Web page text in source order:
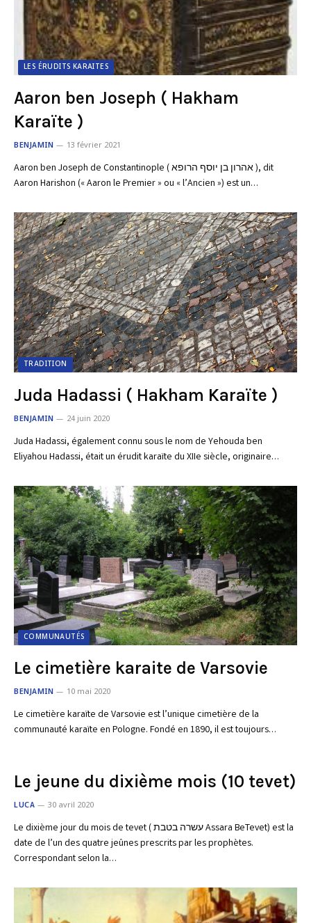
LES ÉRUDITS KARAITES
Aaron ben Joseph ( Hakham
Karaïte )
BENJAMIN 13 février 2021
Aaron ben Joseph de Constantinople ( אהרון בן יוסף הרופא ), dit
Aaron Harishon (« Aaron le Premier » ou « l’Ancien ») est un…
TRADITION
Juda Hadassi ( Hakham Karaïte )
BENJAMIN 24 juin 2020
Juda Hadassi, également connu sous le nom de Yehouda ben
Eliyahou Hadassi, était un érudit karaïte du XIIe siècle, originaire…
COMMUNAUTÉS
Le cimetière karaite de Varsovie
BENJAMIN 10 mai 2020
Le cimetière karaïte de Varsovie est l’unique cimetière de la
communauté karaïte en Pologne. Fondé en 1890, il est toujours…
Le jeune du dixième mois (10 tevet)
LUCA 30 avril 2020
Le dixième jour du mois de tevet ( עשרה בטבת Assara BeTevet) est la
date de l’un des quatre jeûnes prescrits par les prophètes.
Correspondant selon la…